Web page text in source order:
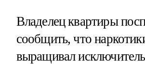
Владелец квартиры
сообщить, что
выращивал